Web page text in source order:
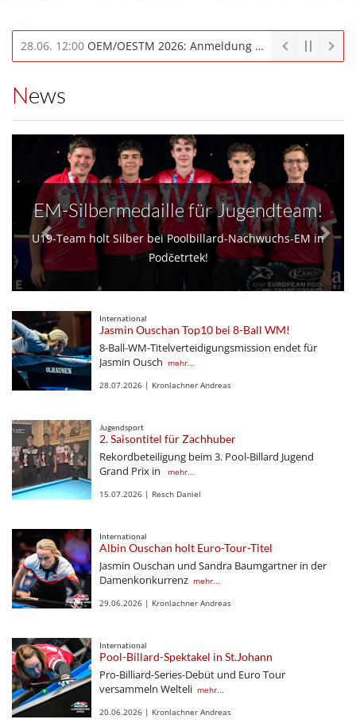
13.06. 23:59 Erste Infos zur OESTM/OEM 2026...
News
EM-Silbermedaille für Jugendteam!
U19-Team holt Silber bei Poolbillard-Nachwuchs-EM in
Podčetrtek!
International
Jasmin Ouschan Top10 bei 8-Ball WM!
8-Ball-WM-Titelverteidigungsmission endet für
Jasmin Ousch mehr...
28.07.2026 | Kronlachner Andreas
Jugendsport
2. Saisontitel für Zachhuber
Rekordbeteiligung beim 3. Pool-Billard Jugend
Grand Prix in
mehr...
15.07.2026 | Resch Daniel
International
Albin Ouschan holt Euro-Tour-Titel
Jasmin Ouschan und Sandra Baumgartner in der
Damenkonkurrenz mehr...
29.06.2026 | Kronlachner Andreas
International
Pool-Billard-Spektakel in St.Johann
Pro-Billiard-Series-Debüt und Euro Tour
versammeln Welteli mehr...
20.06.2026 | Kronlachner Andreas